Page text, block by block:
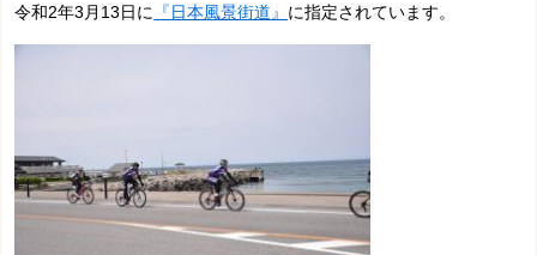
令和2年3月13日に
『日本風景街道』 に指定されています。